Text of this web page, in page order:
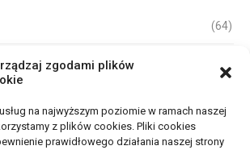
zgodami plików
na najwyższym poziomie w ramach naszej
z plików cookies. Pliki cookies
prawidłowego działania naszej strony
(64)